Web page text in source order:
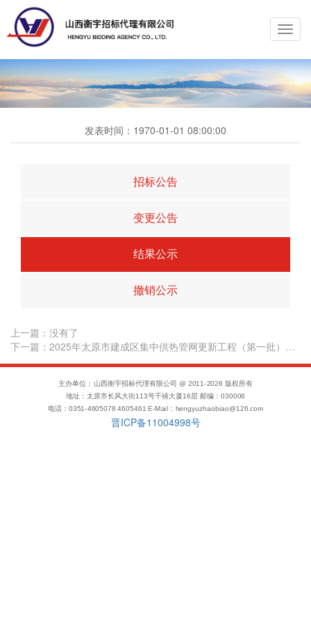
发表时间： 1970-01-01 08:00:00
招标公告
变更公告
结果公示
撤销公示
上一篇： 没有了
下一篇：2025年太原市建成区集中供热管网更新工程（第一批）波纹管补偿器采购及服务成交结果公示
主办单位：山西衡宇招标代理有限公司 @ 2011-2026 版权所有
地址：太原市长风大街113号千禧大厦16层 邮编：030006
电话：0351-4605078 4605461 E-Mail：hengyuzhaobiao@126.com
晋ICP备11004998号